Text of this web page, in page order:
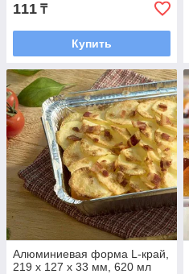
111 ₸
Купить
Алюминиевая форма L-край,
219 х 127 х 33 мм, 620 мл